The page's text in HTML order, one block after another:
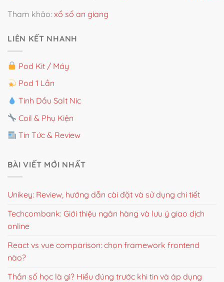
Tham khảo: xổ số an giang
LIÊN KẾT NHANH
Pod Kit / Máy
Pod 1 Lần
Tinh Dầu Salt Nic
Coil & Phụ Kiện
Tin Tức & Review
BÀI VIẾT MỚI NHẤT
Unikey: Review, hướng dẫn cài đặt và sử dụng chi tiết
Techcombank: Giới thiệu ngân hàng và lưu ý giao dịch
online
React vs vue comparison: chọn framework frontend
nào?
Thần số học là gì? Hiểu đúng trước khi tin và áp dụng